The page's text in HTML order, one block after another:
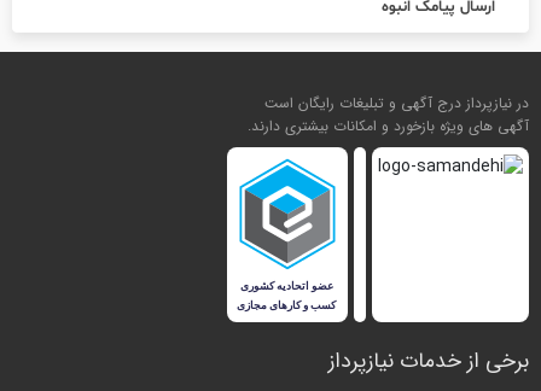
ارسال پیامک انبوه
در نیازپرداز درج آگهی و تبلیغات رایگان است
آگهی های ویژه بازخورد و امکانات بیشتری دارند.
برخی از خدمات نیازپرداز